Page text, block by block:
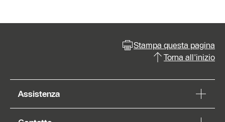
Stampa questa pagina
Torna all'inizio
Assistenza